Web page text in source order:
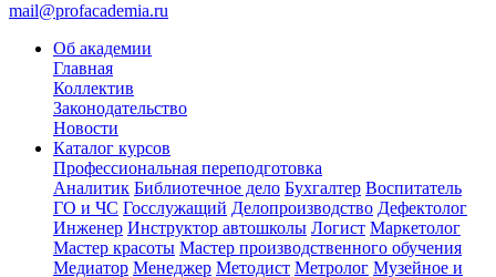
mail@profacademia.ru
Об академии
Главная
Коллектив
Законодательство
Новости
Каталог курсов
Профессиональная переподготовка
Аналитик Библиотечное дело Бухгалтер Воспитатель
ГО и ЧС Госслужащий Делопроизводство Дефектолог
Инженер Инструктор автошколы Логист Маркетолог
Мастер красоты Мастер производственного обучения
Медиатор Менеджер Методист Метролог Музейное и